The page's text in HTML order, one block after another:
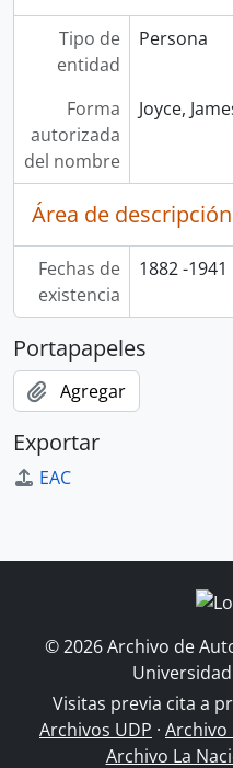
Tipo de
entidad
Persona
Forma
autorizada
del nombre
Joyce,
Área de descripción
Fechas de
existencia
1882 -1941
Portapapeles
Agregar
Exportar
EAC
© 2026 Archivo de
Visitas previa cita a
Archivos UDP · Archivo
Archivo La